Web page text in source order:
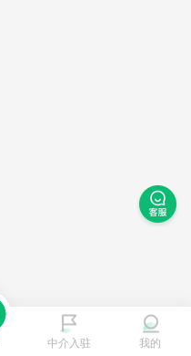
中介入驻 我的